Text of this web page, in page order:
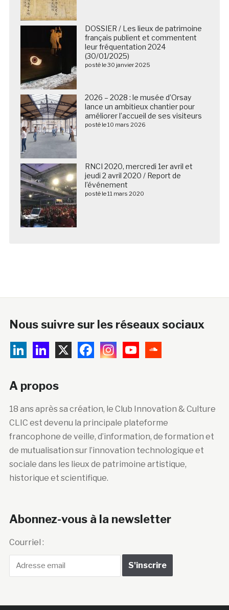
DOSSIER / Les lieux de patrimoine
français publient et commentent
leur fréquentation 2024
(30/01/2025)
posté le 30 janvier 2025
2026 – 2028 : le musée d’Orsay
lance un ambitieux chantier pour
améliorer l’accueil de ses visiteurs
posté le 10 mars 2026
RNCI 2020, mercredi 1er avril et
jeudi 2 avril 2020 / Report de
l’événement
posté le 11 mars 2020
Nous suivre sur les réseaux sociaux
A propos
18 ans après sa création, le Club Innovation & Culture
CLIC est devenu la principale plateforme
francophone de veille, d’information, de formation et
de mutualisation sur l’innovation technologique et
sociale dans les lieux de patrimoine artistique,
historique et scientifique.
Abonnez-vous à la newsletter
Courriel :